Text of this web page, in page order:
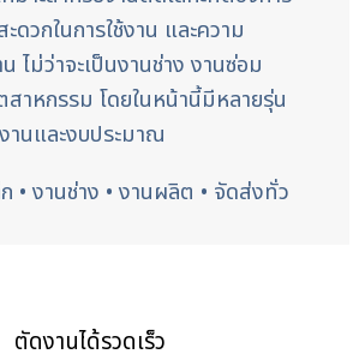
ดวกในการใช้งาน และความ
ไม่ว่าจะเป็นงานช่าง งานซ่อม
าหกรรม โดยในหน้านี้มีหลายรุ่น
นและงบประมาณ
• งานช่าง • งานผลิต • จัดส่งทั่ว
ตัดงานได้รวดเร็ว